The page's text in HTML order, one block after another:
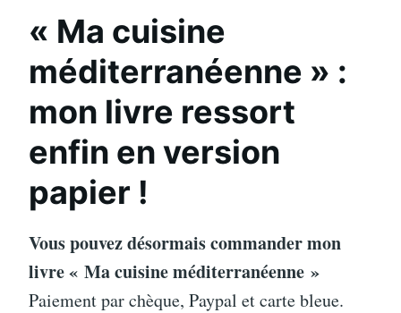
« Ma cuisine
méditerranéenne » :
mon livre ressort
enfin en version
papier !
Vous pouvez désormais commander mon
livre « Ma cuisine méditerranéenne »
Paiement par chèque, Paypal et carte bleue.